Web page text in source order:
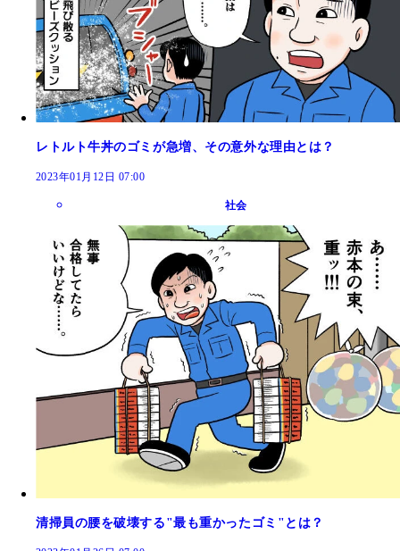
レトルト牛丼のゴミが急増、その意外な理由とは？
2023年01月12日 07:00
社会
清掃員の腰を破壊する"最も重かったゴミ"とは？